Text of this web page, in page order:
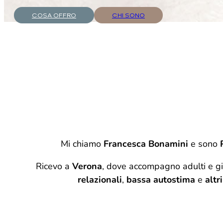
COSA OFFRO CHI SONO
Mi chiamo Francesca Bonamini e sono
Ricevo a Verona, dove accompagno adulti e
relazionali, bassa autostima e